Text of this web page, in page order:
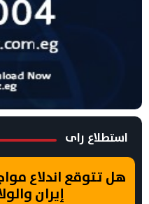
استطلاع راى
هل تتوقع اندلاع
إيران